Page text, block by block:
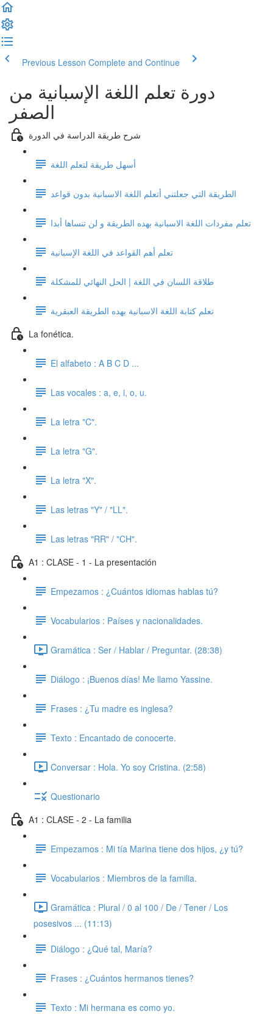
Previous Lesson Complete and Continue
دورة تعلم اللغة الإسبانية من
الصفر
شرح طريقة الدراسة في الدورة
أسهل طريقة لتعلم اللغة
الطريقة التي جعلتني أتعلم اللغة الاسبانية بدون قواعد
تعلم مفردات اللغة الاسبانية بهده الطريقة و لن تنساها أبدا
تعلم أهم القواعد في اللغة الإسبانية
طلاقة اللسان في اللغة | الحل النهائي للمشكلة
تعلم كتابة اللغة الاسبانية بهده الطريقة العبقرية
La fonética.
El alfabeto : A B C D ...
Las vocales : a, e, i, o, u.
La letra "C".
La letra "G".
La letra "X".
Las letras "Y" / "LL".
Las letras "RR" / "CH".
A1 : CLASE - 1 - La presentación
Empezamos : ¿Cuántos idiomas hablas tú?
Vocabularios : Países y nacionalidades.
Gramática : Ser / Hablar / Preguntar. (28:38)
Diálogo : ¡Buenos días! Me llamo Yassine.
Frases : ¿Tu madre es inglesa?
Texto : Encantado de conocerte.
Conversar : Hola. Yo soy Cristina. (2:58)
Questionario
A1 : CLASE - 2 - La familia
Empezamos : Mi tía Marina tiene dos hijos, ¿y tú?
Vocabularios : Miembros de la familia.
Gramática : Plural / 0 al 100 / De / Tener / Los
posesivos ... (11:13)
Diálogo : ¿Qué tal, María?
Frases : ¿Cuántos hermanos tienes?
Texto : Mi hermana es como yo.